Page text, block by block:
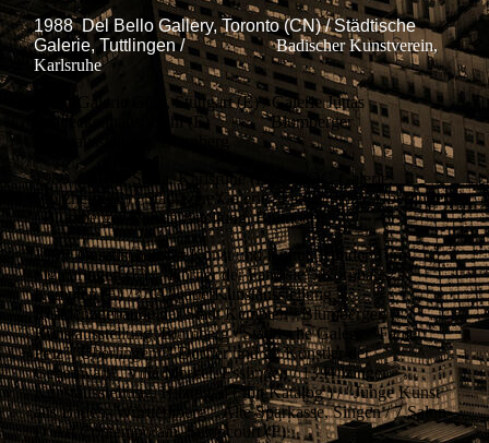
1988 Del Bello Gallery, Toronto (CN) / Städtische
Galerie, Tuttlingen /Badischer Kunstverein,
Karlsruhe
1987 Galerie Götz, Stuttgart (E) / Galerie Juttas
Schneckenhaus, Bühl (E) Blumberger
Kunstausstellung, Blumberg
1986 Galerie Scala, Karlsruhe (E) / TROC-Galerie,
Pforzheim (E) / Städtische Galerie "Fauler Pelz", Überlingen
/ Blumberger Kunstausstellung, Blumberg
1985 Gesellschaft für Kunst und Kultur, Runder Turm,
Sigmaringen (E) / "Körner der Fantasie", Kornhaus
Kempten (E) /37.AllgäuerKunstausstellung,
Residenzgebäude der Stadt Kempten / Blumberger
Kunstausstellung, Blumberg / Städtische Galerie "Fauler
Pelz", Überlingen / "Dörfler und 22 Künstler der
Gegenwart", Villa Merkel, Esslingen / 13.Hilzinger
Kunstausstellung, Hilzingen ( mit Katalog ) / "Junge Kunst
aus Baden- Württemberg", Alte Sparkasse, Singen / 7.Salon
D´Art Contemporain, Seloncourt (F)